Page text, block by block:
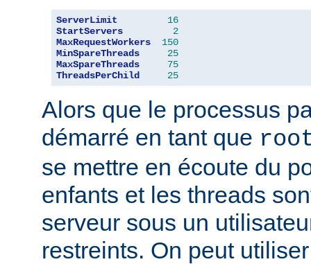
ServerLimit
16
StartServers
2
MaxRequestWorkers
150
MinSpareThreads
25
MaxSpareThreads
75
ThreadsPerChild
25
Alors que le processus
démarré en tant que
se mettre en écoute du
enfants et les threads
serveur sous un
restreints. On peut